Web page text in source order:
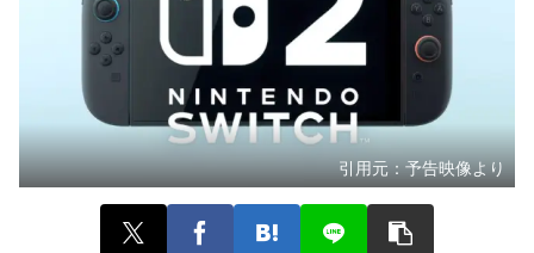
引用元： 予告映像より